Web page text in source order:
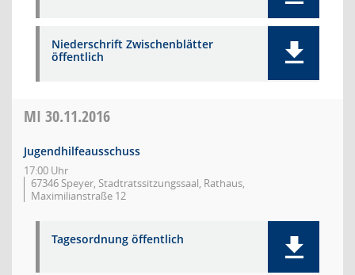
Niederschrift Zwischenblätter
öffentlich
MI 30.11.2016
Jugendhilfeausschuss
17:00 Uhr
67346 Speyer, Stadtratssitzungssaal, Rathaus,
Maximilianstraße 12
Tagesordnung öffentlich